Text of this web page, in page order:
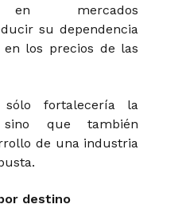
en mercados
su dependencia
los precios de las
fortalecería la
que también
de una industria
destino